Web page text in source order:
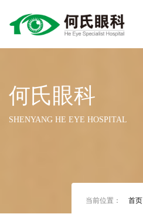
何氏眼科
SHENYANG HE EYE HOSPITAL
当前位置： 首页